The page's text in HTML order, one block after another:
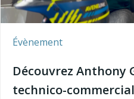
Évènement
Découvrez Anthony
technico-